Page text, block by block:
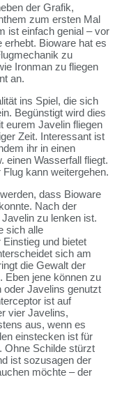
der Grafik,
zum ersten Mal
ist einfach genial – vor
erhebt. Bioware hat es
zu
Ironman zu fliegen
an.
ins Spiel, die sich
Begünstigt wird dies
eurem Javelin fliegen
Zeit. Interessant ist
ihr in einen
einen Wasserfall fliegt.
kann weitergehen.
dass Bioware
Nach der
zu lenken ist.
sich alle
und bietet
sich am
die Gewalt der
Eben jene können zu
oder Javelins genutzt
ist auf
vier Javelins,
aus, wenn es
einstecken ist für
Ohne Schilde stürzt
ist sozusagen der
möchte – der